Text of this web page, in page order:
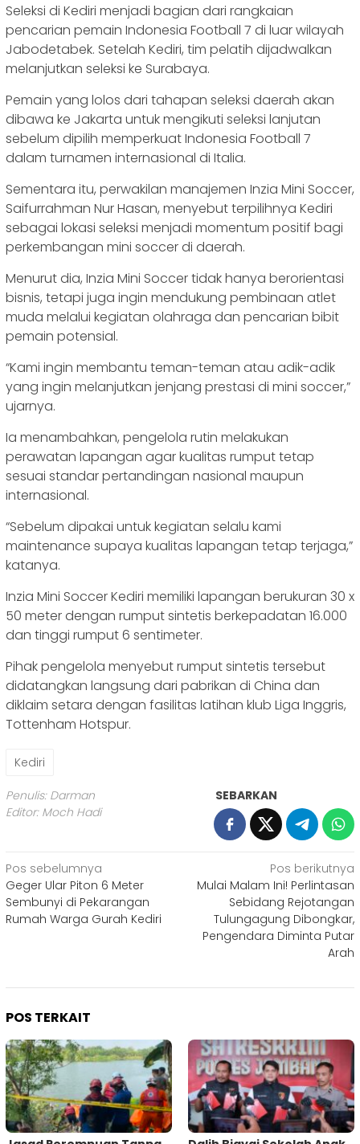
Seleksi di Kediri menjadi bagian dari rangkaian
pencarian pemain Indonesia Football 7 di luar wilayah
Jabodetabek. Setelah Kediri, tim pelatih dijadwalkan
melanjutkan seleksi ke Surabaya.
Pemain yang lolos dari tahapan seleksi daerah akan
dibawa ke Jakarta untuk mengikuti seleksi lanjutan
sebelum dipilih memperkuat Indonesia Football 7
dalam turnamen internasional di Italia.
Sementara itu, perwakilan manajemen Inzia Mini Soccer,
Saifurrahman Nur Hasan, menyebut terpilihnya Kediri
sebagai lokasi seleksi menjadi momentum positif bagi
perkembangan mini soccer di daerah.
Menurut dia, Inzia Mini Soccer tidak hanya berorientasi
bisnis, tetapi juga ingin mendukung pembinaan atlet
muda melalui kegiatan olahraga dan pencarian bibit
pemain potensial.
“Kami ingin membantu teman-teman atau adik-adik
yang ingin melanjutkan jenjang prestasi di mini soccer,”
ujarnya.
Ia menambahkan, pengelola rutin melakukan
perawatan lapangan agar kualitas rumput tetap
sesuai standar pertandingan nasional maupun
internasional.
“Sebelum dipakai untuk kegiatan selalu kami
maintenance supaya kualitas lapangan tetap terjaga,”
katanya.
Inzia Mini Soccer Kediri memiliki lapangan berukuran 30 x
50 meter dengan rumput sintetis berkepadatan 16.000
dan tinggi rumput 6 sentimeter.
Pihak pengelola menyebut rumput sintetis tersebut
didatangkan langsung dari pabrikan di China dan
diklaim setara dengan fasilitas latihan klub Liga Inggris,
Tottenham Hotspur.
Kediri
Penulis: Darman
Editor: Moch Hadi
SEBARKAN
Navigasi
pos
Pos sebelumnya
Geger Ular Piton 6 Meter
Sembunyi di Pekarangan
Rumah Warga Gurah Kediri
Pos berikutnya
Mulai Malam Ini! Perlintasan
Sebidang Rejotangan
Tulungagung Dibongkar,
Pengendara Diminta Putar
Arah
POS TERKAIT